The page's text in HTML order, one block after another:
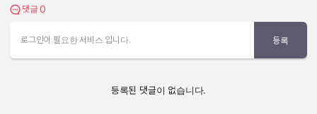
댓글 보기
댓글 0
로그인이 필요한 서비스 입니다. 등록
등록된 댓글이 없습니다.